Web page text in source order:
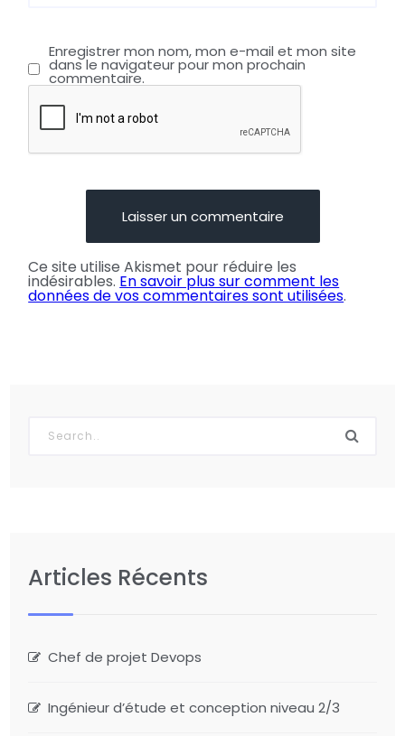
Enregistrer mon nom, mon e-mail et mon site
dans le navigateur pour mon prochain
commentaire.
Ce site utilise Akismet pour réduire les
indésirables. En savoir plus sur comment les
données de vos commentaires sont utilisées.
Articles Récents
Chef de projet Devops
Ingénieur d’étude et conception niveau 2/3